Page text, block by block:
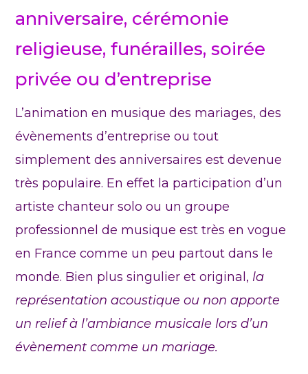
anniversaire, cérémonie
religieuse, funérailles, soirée
privée ou d’entreprise
L’animation en musique des mariages, des
évènements d’entreprise ou tout
simplement des anniversaires est devenue
très populaire. En effet la participation d’un
artiste chanteur solo ou un groupe
professionnel de musique est très en vogue
en France comme un peu partout dans le
monde. Bien plus singulier et original, la
représentation acoustique ou non apporte
un relief à l’ambiance musicale lors d’un
évènement comme un mariage.